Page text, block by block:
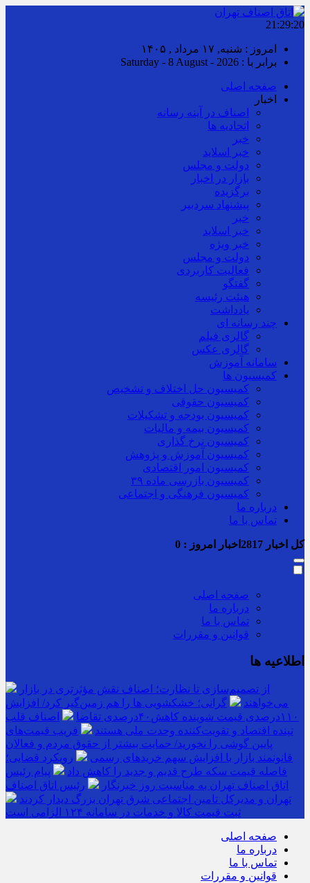
21:29:21
امروز : شنبه, ۱۷ مرداد , ۱۴۰۵
برابر با : Saturday - 8 August - 2026
صفحه اصلی
اخبار
اصناف در آینه رسانه
اتحادیه ها
خبر
خبر اسلايد
دولت و مجلس
بازار در اخبار
برگزیده
پیشنهاد سردبیر
خبر
خبر اسلايد
خبر ویژه
دولت و مجلس
فعالیت کاربردی
گفتگو
هیئت رئیسه
یادداشت
چند رسانه ای
گالری فیلم
گالری عکس
سامانه آموزش
کمیسیون ها
کمیسیون حل اختلاف و تشخیص
کمیسیون حقوقی
کمیسیون بودجه و تشکیلات
کمیسیون بیمه و مالیات
کمیسیون نرخ گذاری
کمیسیون آموزش و پژوهش
کمیسیون امور اقتصادی
کمیسیون بازرسی ماده ۳۹
کمیسیون فرهنگی و اجتماعی
درباره ما
تماس با ما
کل اخبار اخبار امروز : 0
صفحه اصلی
درباره ما
تماس با ما
قوانین و مقررات
اطلاعیه ها
از تصمیم‌سازی تا نظارت؛ اصناف نقش مؤثرتری در بازار
می‌خواهند
گرانی؛ خشکشویی‌ ها را هم زمین‌گیر کرد/ افزایش
۱۱۰درصدی قیمت شوینده کاهش۴۰درصدی تقاضا
اصناف قلب
تپنده اقتصاد و تقویت‌کننده وحدت ملی هستند
فریب قیمت‌های
پایین گوشی را نخورید/ حمایت بیشتر از حقوق مردم و فعالان
قانونمند بازار با افزایش سهم خریدهای رسمی
رویکرد قضایی؛
فاصله قیمت سکه طرح قدیم و جدید را کاهش داد
پیام رئیس
اتاق اصناف تهران به مناسبت روز خبرنگار
رئیس اتاق اصناف
تهران و مدیرکل تامین اجتماعی شرق تهران بزرگ دیدار کردند
ثبت قیمت کالا و خدمات در سامانه ۱۲۴ الزامی است
صفحه اصلی
درباره ما
تماس با ما
قوانین و مقررات